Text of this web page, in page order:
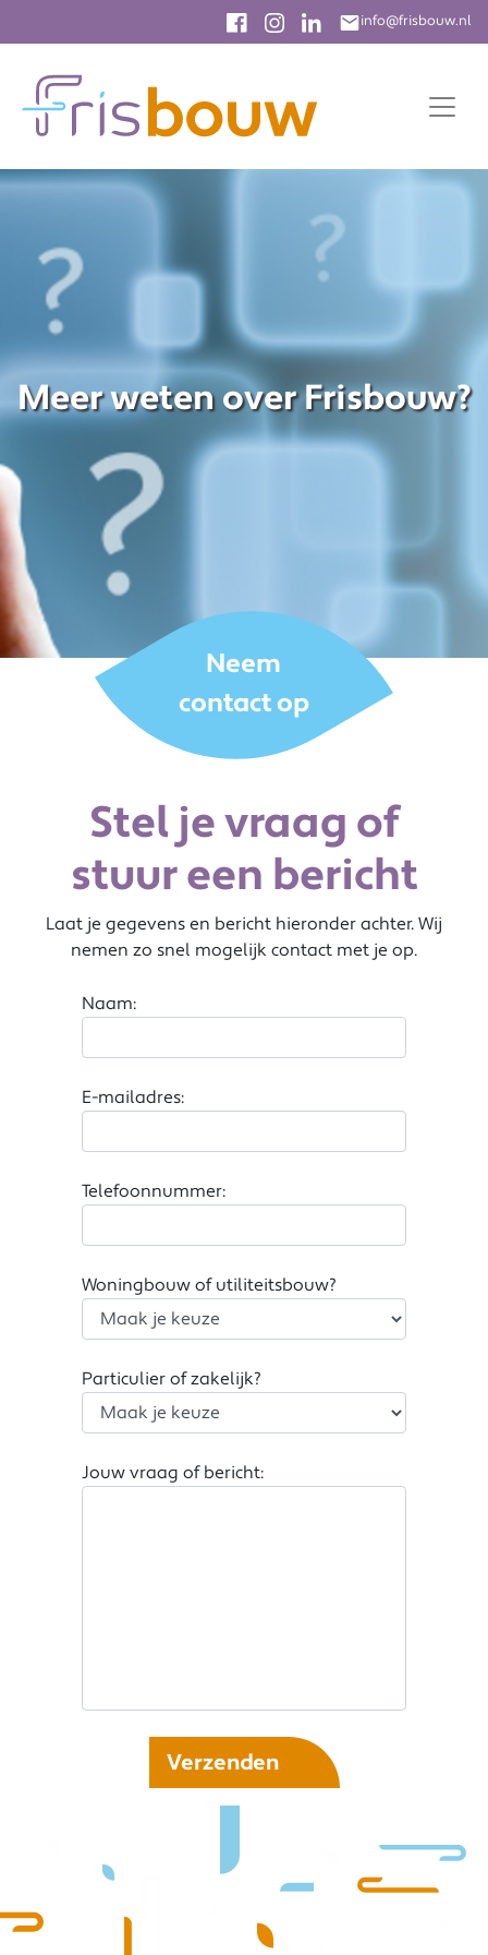
info@frisbouw.nl
Meer weten over Frisbouw?
Neem
contact op
Stel je vraag of
stuur een bericht
Laat je gegevens en bericht hieronder achter. Wij
nemen zo snel mogelijk contact met je op.
Naam:
E-mailadres:
Telefoonnummer:
Woningbouw of utiliteitsbouw?
Particulier of zakelijk?
Jouw vraag of bericht:
Verzenden